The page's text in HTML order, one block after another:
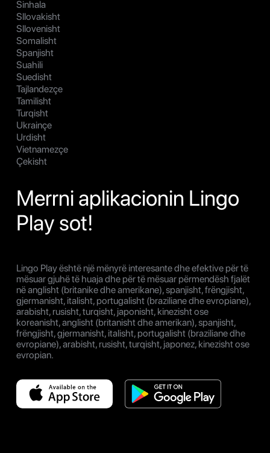
Sinhala
Sllovakisht
Sllovenisht
Somalisht
Spanjisht
Suahili
Suedisht
Tajlandezçe
Tamilisht
Turqisht
Ukrainçe
Urdisht
Vietnamezçe
Çekisht
Merrni aplikacionin Lingo
Play sot!
Lingo Play është një mënyrë interesante dhe efektive për të
mësuar gjuhë të huaja dhe për të mësuar përmendësh fjalët
në anglisht (britanike dhe amerikane), spanjisht, frëngjisht,
gjermanisht, italisht, portugalisht (braziliane dhe evropiane),
arabisht, rusisht, turqisht, japonisht, kinezisht ose
koreanisht, anglisht (britanisht dhe amerikan), spanjisht,
frëngjisht, gjermanisht, italisht, portugalisht (braziliane dhe
evropiane), arabisht, rusisht, turqisht, japonez, kinezisht ose
evropian.